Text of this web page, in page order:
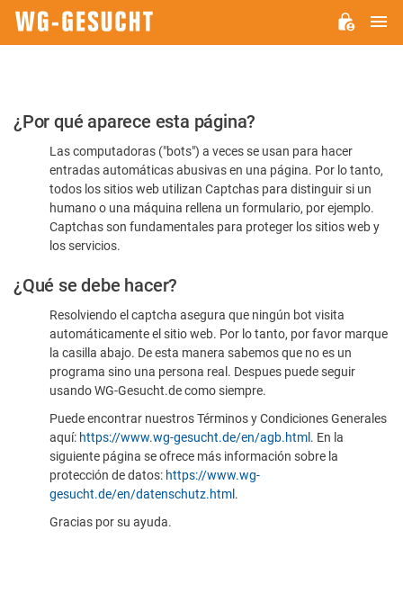
Por
favor,
confirme
humano
¿Por qué aparece esta página?
Las computadoras ("bots") a veces se usan para hacer
entradas automáticas abusivas en una página. Por lo tanto,
todos los sitios web utilizan Captchas para distinguir si un
humano o una máquina rellena un formulario, por ejemplo.
Captchas son fundamentales para proteger los sitios web y
los servicios.
¿Qué se debe hacer?
Resolviendo el captcha asegura que ningún bot visita
automáticamente el sitio web. Por lo tanto, por favor marque
la casilla abajo. De esta manera sabemos que no es un
programa sino una persona real. Despues puede seguir
usando WG-Gesucht.de como siempre.
Puede encontrar nuestros Términos y Condiciones Generales
aquí: https://www.wg-gesucht.de/en/agb.html . En la
siguiente página se ofrece más información sobre la
protección de datos: https://www.wg-
gesucht.de/en/datenschutz.html .
Gracias por su ayuda.